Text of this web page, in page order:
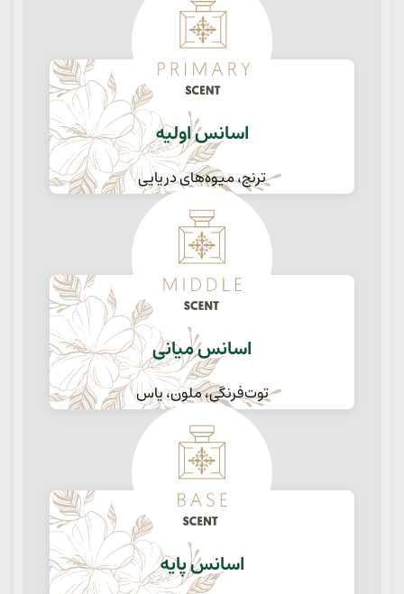
اسانس اولیه
ترنج، میوه‌های دریایی
اسانس میانی
توت‌فرنگی، ملون، یاس
اسانس پایه